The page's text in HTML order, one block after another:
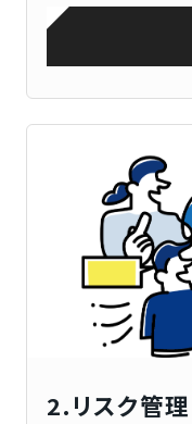
2.リスク管理